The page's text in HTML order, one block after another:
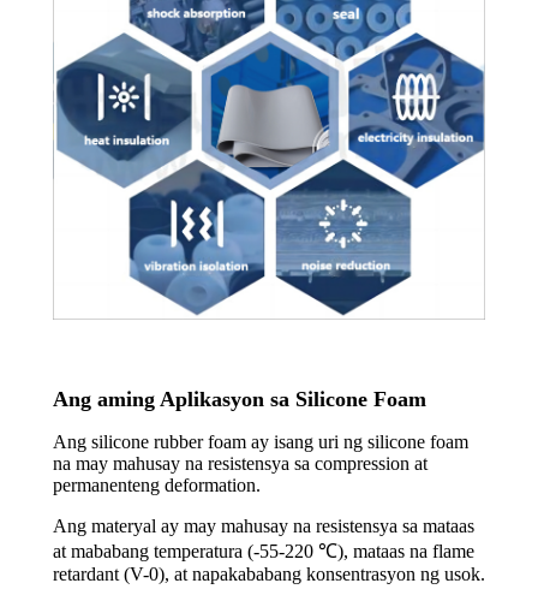
Ang aming Aplikasyon sa Silicone Foam
Ang silicone rubber foam ay isang uri ng silicone foam
na may mahusay na resistensya sa compression at
permanenteng deformation.
Ang materyal ay may mahusay na resistensya sa mataas
at mababang temperatura (-55-220 ℃), mataas na flame
retardant (V-0), at napakababang konsentrasyon ng usok.